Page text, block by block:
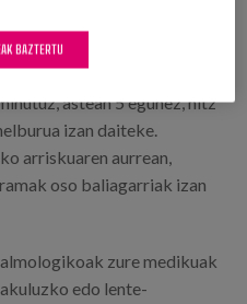
funtzionalak uzten duen
astean 5 egunez, hitz
izan daiteke.
arriskuaren aurrean,
oso baliagarriak izan
zure medikuak
edo lente-
BAZTERTU